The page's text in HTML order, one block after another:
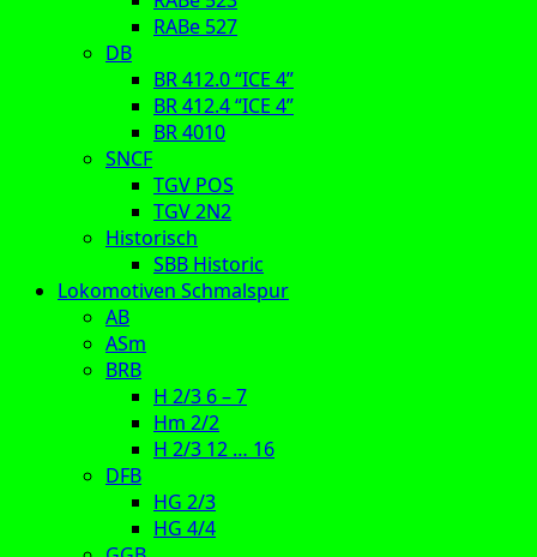
RABe 527
DB
BR 412.0 “ICE 4”
BR 412.4 “ICE 4”
BR 4010
SNCF
TGV POS
TGV 2N2
Historisch
SBB Historic
Lokomotiven Schmalspur
AB
ASm
BRB
H 2/3 6 – 7
Hm 2/2
H 2/3 12 … 16
DFB
HG 2/3
HG 4/4